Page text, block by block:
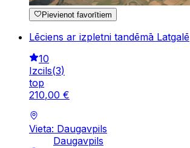
Pievienot favorītiem
Lēciens ar izpletni tandēmā Latgalē
10
Izcils(3)
top
210,00 €
Vieta: Daugavpils
Daugavpils